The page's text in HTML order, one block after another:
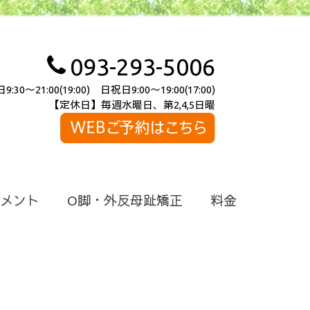
093-293-5006
9:30～21:00(19:00) 日祝日9:00～19:00(17:00)
【定休日】毎週水曜日、第2,4,5日曜
ント O脚・外反母趾矯正 料金